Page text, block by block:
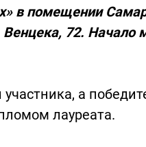
в помещении
72. Начало
а
лауреата.